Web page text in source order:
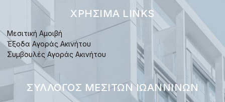
ΧΡΉΣΙΜΑ LINKS
Μεσιτική Αμοιβή
Έξοδα Αγοράς Ακινήτου
Συμβουλές Αγοράς Ακινήτου
ΣΎΛΛΟΓΟΣ ΜΕΣΙΤΏΝ ΙΩΑΝΝΊΝΩΝ